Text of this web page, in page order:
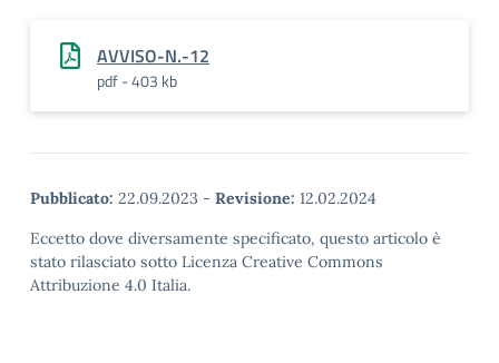
AVVISO-N.-12
pdf - 403 kb
Pubblicato: 22.09.2023 - Revisione: 12.02.2024
Eccetto dove diversamente specificato, questo articolo è
stato rilasciato sotto Licenza Creative Commons
Attribuzione 4.0 Italia.